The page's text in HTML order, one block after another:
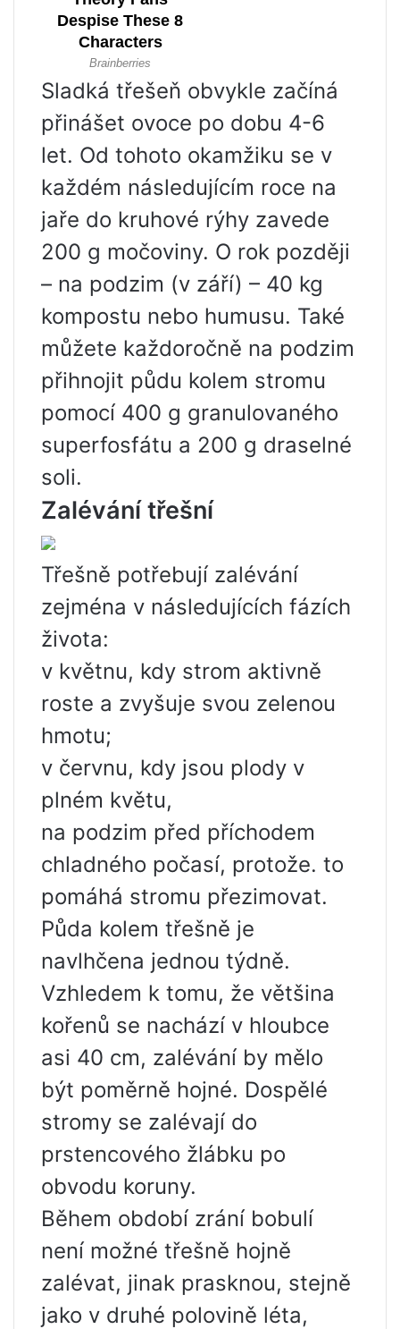
Sladká třešeň obvykle začíná
přinášet ovoce po dobu 4-6
let. Od tohoto okamžiku se v
každém následujícím roce na
jaře do kruhové rýhy zavede
200 g močoviny. O rok později
– na podzim (v září) – 40 kg
kompostu nebo humusu. Také
můžete každoročně na podzim
přihnojit půdu kolem stromu
pomocí 400 g granulovaného
superfosfátu a 200 g draselné
soli.
Zalévání třešní
Třešně potřebují zalévání
zejména v následujících fázích
života:
v květnu, kdy strom aktivně
roste a zvyšuje svou zelenou
hmotu;
v červnu, kdy jsou plody v
plném květu,
na podzim před příchodem
chladného počasí, protože. to
pomáhá stromu přezimovat.
Půda kolem třešně je
navlhčena jednou týdně.
Vzhledem k tomu, že většina
kořenů se nachází v hloubce
asi 40 cm, zalévání by mělo
být poměrně hojné. Dospělé
stromy se zalévají do
prstencového žlábku po
obvodu koruny.
Během období zrání bobulí
není možné třešně hojně
zalévat, jinak prasknou, stejně
jako v druhé polovině léta,